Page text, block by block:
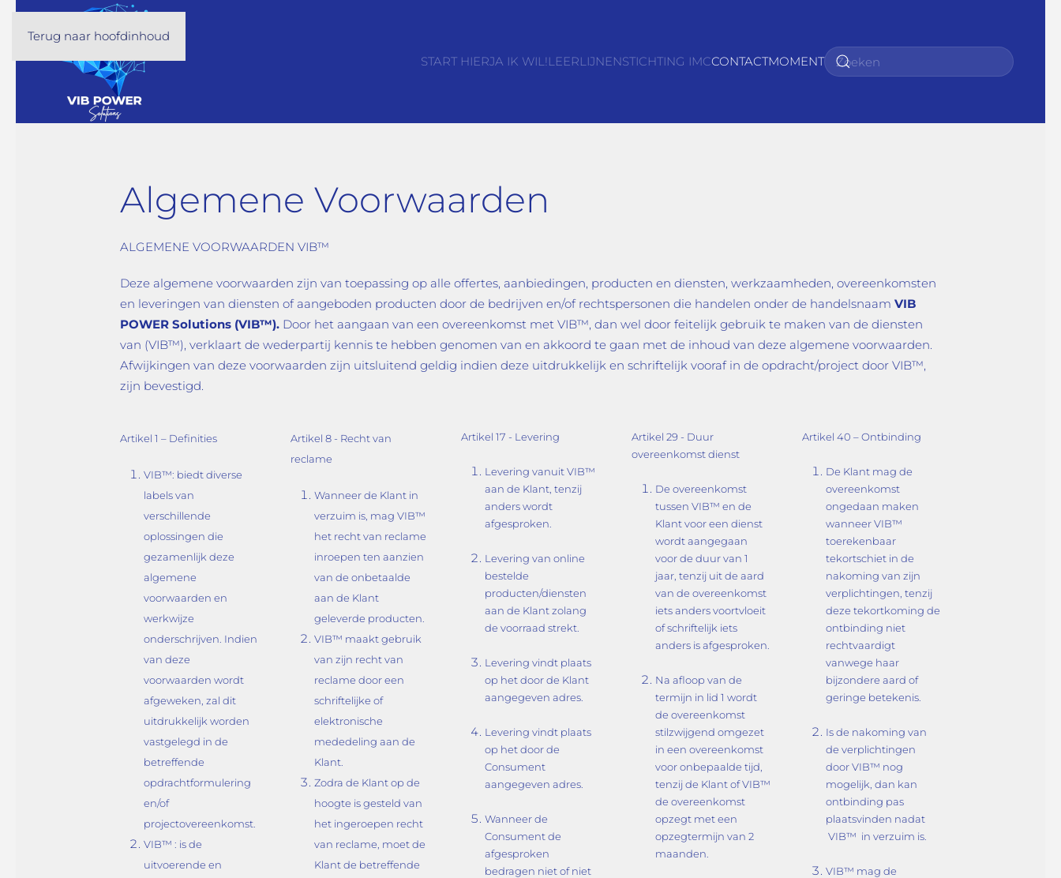
Terug naar hoofdinhoud
START HIERJA IK WIL!LEERLIJNENSTICHTING IMCCONTACTMOMENT
Algemene Voorwaarden
ALGEMENE VOORWAARDEN VIB™
Deze algemene voorwaarden zijn van toepassing op alle offertes, aanbiedingen, producten en diensten, werkzaamheden, overeenkomsten
en leveringen van diensten of aangeboden producten door de bedrijven en/of rechtspersonen die handelen onder de handelsnaam VIB
POWER Solutions (VIB™). Door het aangaan van een overeenkomst met VIB™, dan wel door feitelijk gebruik te maken van de diensten
van (VIB™), verklaart de wederpartij kennis te hebben genomen van en akkoord te gaan met de inhoud van deze algemene voorwaarden.
Afwijkingen van deze voorwaarden zijn uitsluitend geldig indien deze uitdrukkelijk en schriftelijk vooraf in de opdracht/project door VIB™,
zijn bevestigd.
Artikel 1 – Definities
VIB™: biedt diverse
labels van
verschillende
oplossingen die
gezamenlijk deze
algemene
voorwaarden en
werkwijze
onderschrijven. Indien
van deze
voorwaarden wordt
afgeweken, zal dit
uitdrukkelijk worden
vastgelegd in de
betreffende
opdrachtformulering
en/of
projectovereenkomst.
VIB™ : is de
uitvoerende en
Artikel 8 - Recht van
reclame
Wanneer de Klant in
verzuim is, mag VIB™
het recht van reclame
inroepen ten aanzien
van de onbetaalde
aan de Klant
geleverde producten.
VIB™ maakt gebruik
van zijn recht van
reclame door een
schriftelijke of
elektronische
mededeling aan de
Klant.
Zodra de Klant op de
hoogte is gesteld van
het ingeroepen recht
van reclame, moet de
Klant de betreffende
Artikel 17 - Levering
Levering vanuit VIB™
aan de Klant, tenzij
anders wordt
afgesproken.
Levering van online
bestelde
producten/diensten
aan de Klant zolang
de voorraad strekt.
Levering vindt plaats
op het door de Klant
aangegeven adres.
Levering vindt plaats
op het door de
Consument
aangegeven adres.
Wanneer de
Consument de
afgesproken
bedragen niet of niet
Artikel 29 - Duur
overeenkomst dienst
De overeenkomst
tussen VIB™ en de
Klant voor een dienst
wordt aangegaan
voor de duur van 1
jaar, tenzij uit de aard
van de overeenkomst
iets anders voortvloeit
of schriftelijk iets
anders is afgesproken.
Na afloop van de
termijn in lid 1 wordt
de overeenkomst
stilzwijgend omgezet
in een overeenkomst
voor onbepaalde tijd,
tenzij de Klant of VIB™
de overeenkomst
opzegt met een
opzegtermijn van 2
maanden.
Artikel 40 – Ontbinding
De Klant mag de
overeenkomst
ongedaan maken
wanneer VIB™
toerekenbaar
tekortschiet in de
nakoming van zijn
verplichtingen, tenzij
deze tekortkoming de
ontbinding niet
rechtvaardigt
vanwege haar
bijzondere aard of
geringe betekenis.
Is de nakoming van
de verplichtingen
door VIB™ nog
mogelijk, dan kan
ontbinding pas
plaatsvinden nadat
VIB™ in verzuim is.
VIB™ mag de